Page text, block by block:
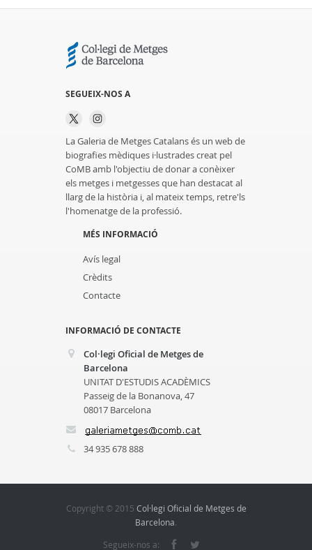
SEGUEIX-NOS A
La Galeria de Metges Catalans és un web de
biografies mèdiques i·lustrades creat pel
CoMB amb l'objectiu de donar a conèixer
els metges i metgesses que han destacat al
llarg de la història i, al mateix temps, retre'ls
l'homenatge de la professió.
MÉS INFORMACIÓ
Avís legal
Crèdits
Contacte
INFORMACIÓ DE CONTACTE
Col·legi Oficial de Metges de
Barcelona
UNITAT D'ESTUDIS ACADÈMICS
Passeig de la Bonanova, 47
08017 Barcelona
34 935 678 888
Copyright © 2015 Col·legi Oficial de Metges de
Barcelona.
Segueix-nos a: